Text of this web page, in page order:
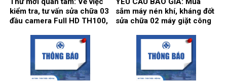
kiểm tra, tư vấn sửa chữa 03
đầu camera Full HD TH100,
sản xuất: Karl Storz của
khoa Gây mê hồi sức.
sắm máy nén khí, kháng đốt
sửa chữa 02 máy giặt công
Hãng sx: Shanghai
Qingsheng Washing
Equipment CO., Ltd. tại khoa
Kiểm soát nhiễm khuẩn.